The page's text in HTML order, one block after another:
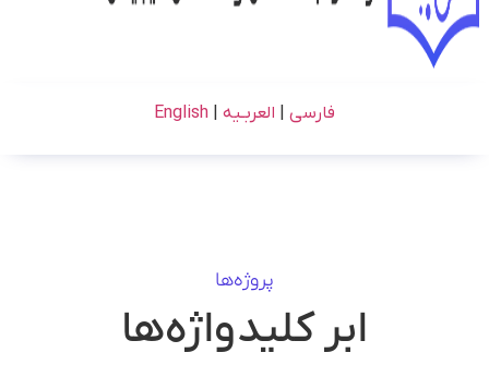
فارسی العربـیه English
پروژه‌ها
ابر کلیدواژه‌ها